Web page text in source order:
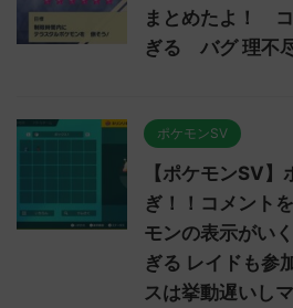
まとめたよ！
ぎる バグ 理不
ポケモンSV
【ポケモンSV
ぎ！！コメント
モンの表示がい
ぎる レイドも参
スは挙動遅いし